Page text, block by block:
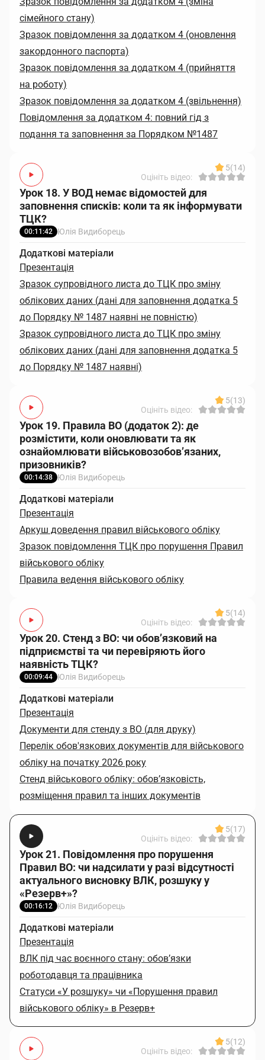
сімейного стану)
Зразок повідомлення за додатком 4 (оновлення
закордонного паспорта)
Зразок повідомлення за додатком 4 (прийняття
на роботу)
Зразок повідомлення за додатком 4 (звільнення)
Повідомлення за додатком 4: повний гід з
подання та заповнення за Порядком №1487
5(14)
Оцініть відео:
Урок 18. У ВОД немає відомостей для
заповнення списків: коли та як інформувати
ТЦК?
00:11:42 Юлія Видиборець
Додаткові матеріали
Презентація
Зразок супровідного листа до ТЦК про зміну
облікових даних (дані для заповнення додатка 5
до Порядку № 1487 наявні не повністю)
Зразок супровідного листа до ТЦК про зміну
облікових даних (дані для заповнення додатка 5
до Порядку № 1487 наявні)
5(13)
Оцініть відео:
Урок 19. Правила ВО (додаток 2): де
розмістити, коли оновлювати та як
ознайомлювати військовозобов’язаних,
призовників?
00:14:38 Юлія Видиборець
Додаткові матеріали
Презентація
Аркуш доведення правил військового обліку
Зразок повідомлення ТЦК про порушення Правил
військового обліку
Правила ведення військового обліку
5(14)
Оцініть відео:
Урок 20. Стенд з ВО: чи обов’язковий на
підприємстві та чи перевіряють його
наявність ТЦК?
00:09:44 Юлія Видиборець
Додаткові матеріали
Презентація
Документи для стенду з ВО (для друку)
Перелік обов'язкових документів для військового
обліку на початку 2026 року
Стенд військового обліку: обов’язковість,
розміщення правил та інших документів
5(17)
Оцініть відео:
Урок 21. Повідомлення про порушення
Правил ВО: чи надсилати у разі відсутності
актуального висновку ВЛК, розшуку у
«Резерв+»?
00:16:12 Юлія Видиборець
Додаткові матеріали
Презентація
ВЛК під час воєнного стану: обов’язки
роботодавця та працівника
Статуси «У розшуку» чи «Порушення правил
військового обліку» в Резерв+
5(12)
Оцініть відео: